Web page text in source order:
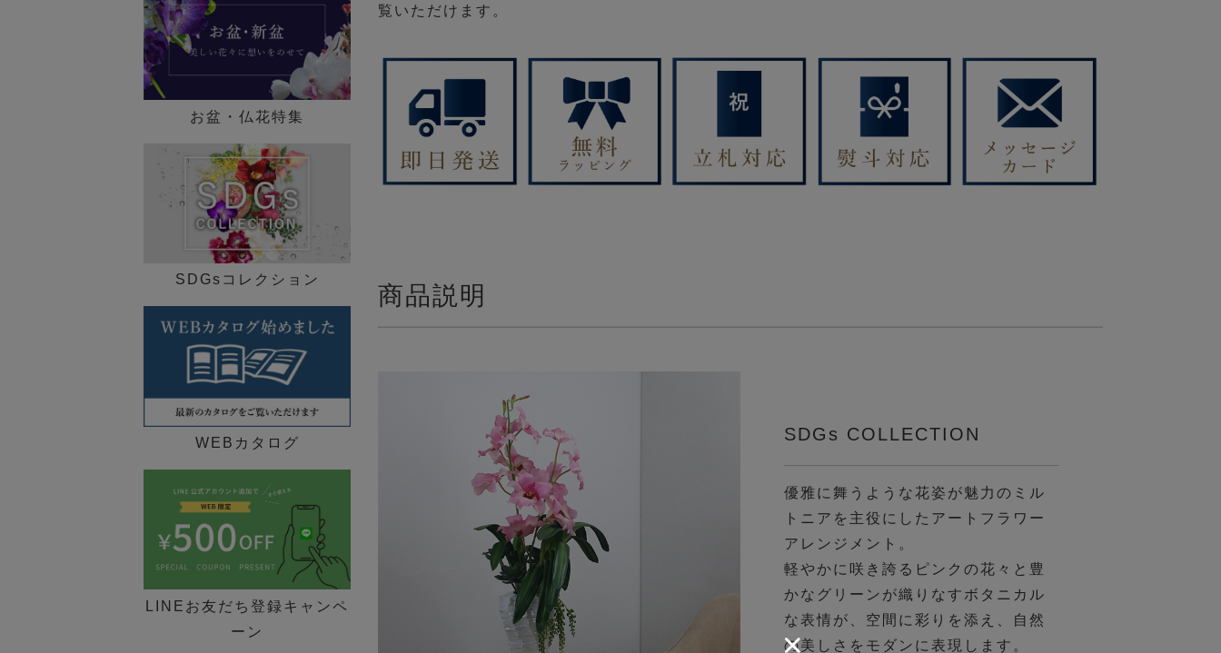
覧いただけます。
商品説明
SDGs COLLECTION
優雅に舞うような花姿が魅力のミル
トニアを主役にしたアートフラワー
アレンジメント。
軽やかに咲き誇るピンクの花々と豊
かなグリーンが織りなすボタニカル
な表情が、空間に彩りを添え、自然
の美しさをモダンに表現します。
法人ギフト特集
メモリアル コレクション
特集一覧 ►
お盆・仏花特集
SDGsコレクション
WEBカタログ
LINEお友だち登録キャンペ
ーン